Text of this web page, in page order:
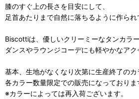
膝のすぐ上の長さを目安にして、
足首あたりまで自然に落ちるように作られ
Biscottiは、優しいクリーミーなタンカラ
ダンスやラウンジコーデにも軽やかなアク
基本、生地がなくなり次第に生産終了のカ
各カラー数量限定での販売になっておりま
※カラーによっては再入荷ございます。